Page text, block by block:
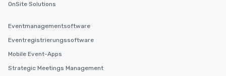
OnSite Solutions
Eventmanagementsoftware
Eventregistrierungssoftware
Mobile Event-Apps
Strategic Meetings Management